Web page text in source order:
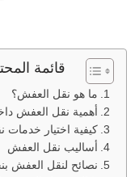
قائمة
ما هو نقل العفش؟
أهمية نقل العفش
كيفية اختيار
أساليب نقل العفش
نصائح لنقل العفش